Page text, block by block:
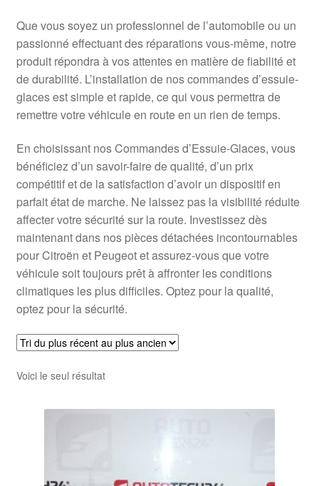
Politique de confidentialité
Procédure de Réclamation
Que vous soyez un professionnel de l’automobile ou un
passionné effectuant des réparations vous-même, notre
produit répondra à vos attentes en matière de fiabilité et
de durabilité. L’installation de nos commandes d’essuie-
glaces est simple et rapide, ce qui vous permettra de
remettre votre véhicule en route en un rien de temps.
En choisissant nos Commandes d’Essuie-Glaces, vous
bénéficiez d’un savoir-faire de qualité, d’un prix
compétitif et de la satisfaction d’avoir un dispositif en
parfait état de marche. Ne laissez pas la visibilité réduite
affecter votre sécurité sur la route. Investissez dès
maintenant dans nos pièces détachées incontournables
pour Citroën et Peugeot et assurez-vous que votre
véhicule soit toujours prêt à affronter les conditions
climatiques les plus difficiles. Optez pour la qualité,
optez pour la sécurité.
Voici le seul résultat